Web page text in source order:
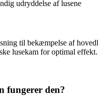
udryddelse af lusene
til bekæmpelse af
lusekam for optimal effekt.
fungerer den?